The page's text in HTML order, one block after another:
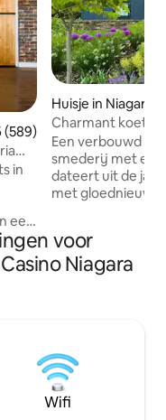
beoordeling van
(589)
in
een
Huisje in Niagara
Charmant
Country
Een verbouwd
smederij met
dateert uit de
met gloednieuwe
uitdagingen
Centraal gelegen
Parkway,
een volledige
buitenruimte
vrienden te
voor
Niagara
Wifi